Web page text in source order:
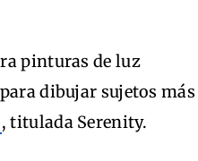
pinturas de luz
dibujar sujetos más
, titulada Serenity.